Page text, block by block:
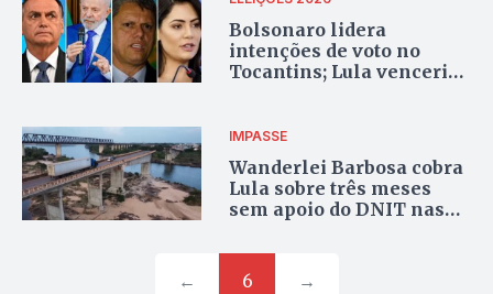
Bolsonaro lidera
intenções de voto no
Tocantins; Lula venceria
pesquisa
IMPASSE
Wanderlei Barbosa cobra
Lula sobre três meses
sem apoio do DNIT nas
estruturais da queda da
ponte JK
← 6 →